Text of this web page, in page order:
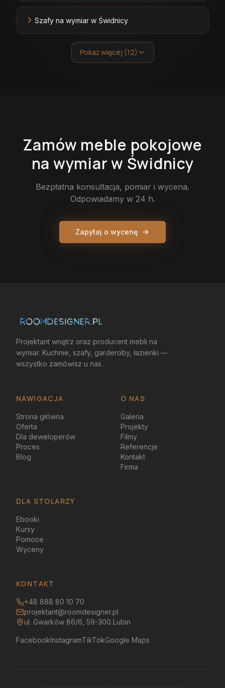
Szafy na wymiar w Świdnicy
Pokaż więcej (12)
Zamów meble pokojowe
na wymiarw Świdnicy
Bezpłatna konsultacja, pomiar i wycena.
Odpowiadamy w 24 h.
Zapytaj o wycenę
Projektant wnętrz oraz producent mebli na
wymiar. Kuchnie, szafy, garderoby, łazienki —
wszystko zamówisz u nas.
NAWIGACJA O NAS
Strona główna
Oferta
Dla deweloperów
Proces
Blog
Galeria
Projekty
Filmy
Referencje
Kontakt
Firma
DLA STOLARZY
Ebooki
Kursy
Pomoce
Wyceny
KONTAKT
+48 888 80 10 70
projektant@roomdesigner.pl
ul. Gwarków 86/6, 59-300 Lubin
FacebookInstagramTikTokGoogle Maps